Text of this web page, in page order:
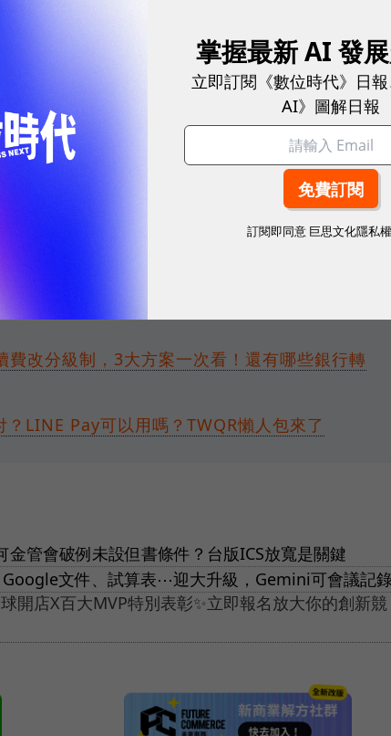
代收項目。
每月贈送總價值超過2,000元的免費服務與商品
折抵金2張、星巴克大杯飲料好友分享券4張、博
COLD STONE/Semeur聖娜/聖德科斯等通
站精緻洗車與護膜99元優惠組、foodomo新戶滿
可享免費喝CITY PRIMA精品咖啡及CITY TEA現
改分級制，3大方案一次看！還有哪些銀行轉
LINE Pay可以用嗎？TWQR懶人包來了
管會破例未設但書條件？台版ICS放寬是關鍵
文件、試算表⋯迎大升級，Gemini可會議記
開店X百大MVP特別表彰✨立即報名放大你的創新競
掌握最新 AI 發
立即訂閱《數位時代》日
AI》圖解日報
訂閱即同意 巨思文化隱私